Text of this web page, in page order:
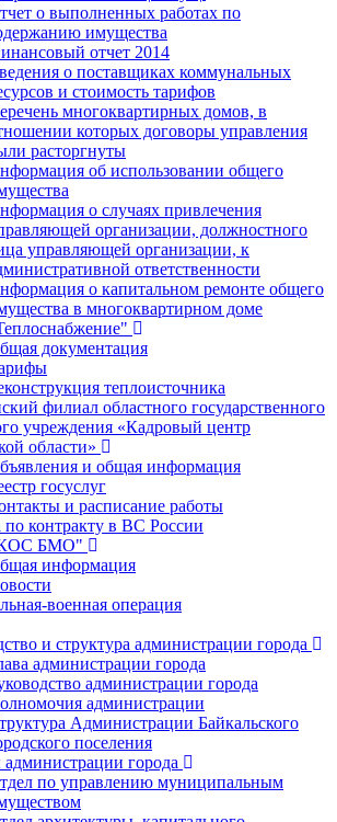
о выполненных работах по
имущества
отчет 2014
о поставщиках коммунальных
и стоимость тарифов
многоквартирных домов, в
которых договоры управления
расторгнуты
об использовании общего
о случаях привлечения
организации, должностного
управляющей организации, к
ответственности
о капитальном ремонте общего
в многоквартирном доме
документация
теплоисточника
филиал областного государственного
учреждения «Кадровый центр
области»
и общая информация
госуслуг
и расписание работы
контракту в ВС России
БМО"
информация
военная операция
и структура администрации города
администрации города
администрации города
администрации
Администрации Байкальского
поселения
города
по управлению муниципальным